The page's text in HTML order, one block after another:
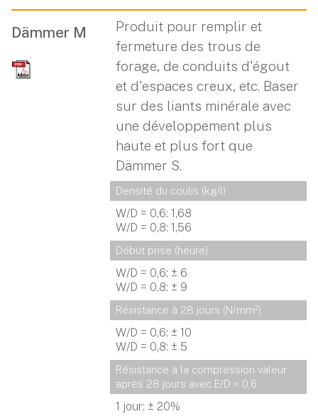
Dämmer M
Produit pour remplir et
fermeture des trous de
forage, de conduits d'égout
et d'espaces creux, etc. Baser
sur des liants minérale avec
une développement plus
haute et plus fort que
Dämmer S.
Densité du coulis (kg/l)
W/D = 0,6: 1,68
W/D = 0,8: 1,56
Début prise (heure)
W/D = 0,6: ± 6
W/D = 0,8: ± 9
Résistance à 28 jours (N/mm²)
W/D = 0,6: ± 10
W/D = 0,8: ± 5
Résistance à la compression valeur
après 28 jours avec E/D = 0,6
1 jour: ± 20%